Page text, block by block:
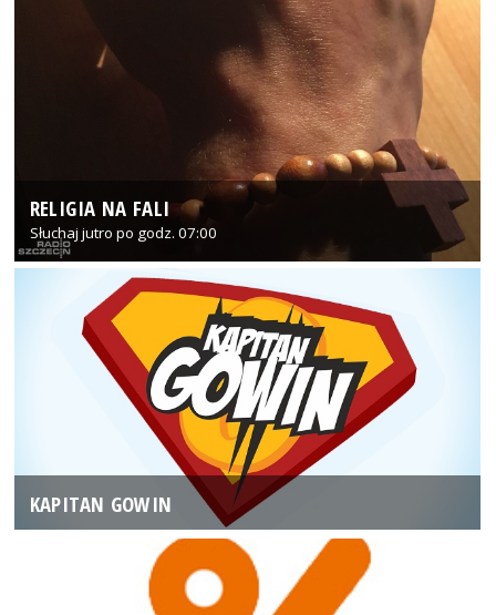
RELIGIA NA FALI
Słuchaj jutro po godz. 07:00
KAPITAN GOWIN